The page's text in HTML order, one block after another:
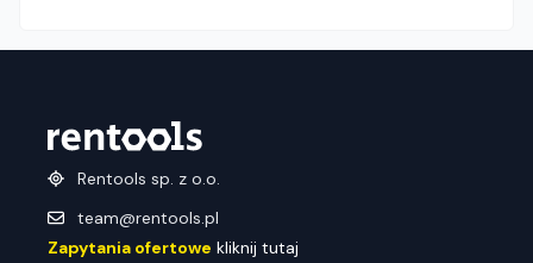
Rentools sp. z o.o.
team@rentools.pl
Zapytania ofertowe kliknij tutaj